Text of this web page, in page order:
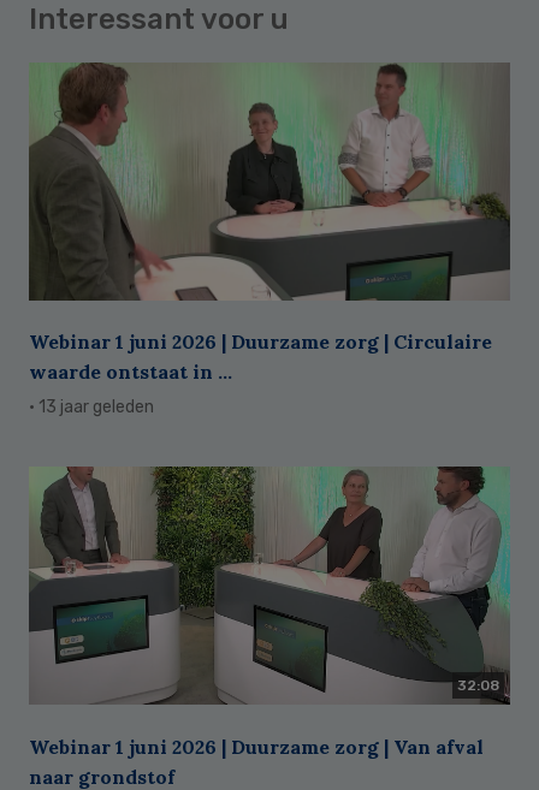
Interessant voor u
Webinar 1 juni 2026 | Duurzame zorg | Circulaire
waarde ontstaat in ...
· 13 jaar geleden
32:08
Webinar 1 juni 2026 | Duurzame zorg | Van afval
naar grondstof